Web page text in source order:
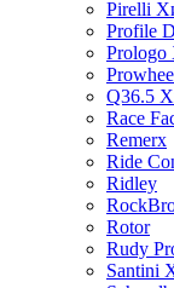
Pirelli
Profile
Prologo
Q36.5
Race
Remerx
Ride
Ridley
Rotor
Rudy
Santini